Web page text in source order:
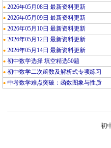
● 2026年05月08日 最新资料更新
● 2026年05月09日 最新资料更新
● 2026年05月10日 最新资料更新
● 2026年05月12日 最新资料更新
● 2026年05月14日 最新资料更新
● 初中数学选择 填空精选50题
● 初中数学二次函数及解析式专项练习
● 中考数学难点突破：函数图象与性质
初